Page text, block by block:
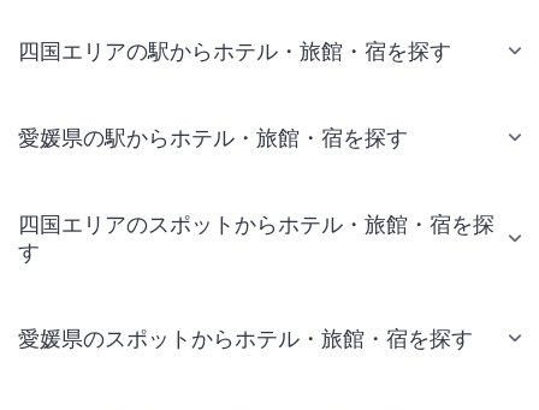
四国エリアの駅からホテル・旅館・宿を探す
愛媛県の駅からホテル・旅館・宿を探す
四国エリアのスポットからホテル・旅館・宿を探
す
愛媛県のスポットからホテル・旅館・宿を探す